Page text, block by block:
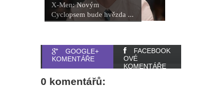
X-Men: Novým
Cyclopsem bude hvězda ...
GOOGLE+
KOMENTÁŘE
FACEBOOK
OVÉ
KOMENTÁŘE
0 komentářů: